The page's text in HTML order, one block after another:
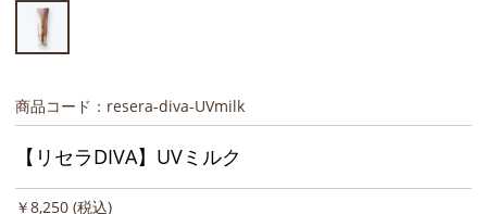
商品コード：resera-diva-UVmilk
【リセラDIVA】UVミルク
￥8,250 (税込)